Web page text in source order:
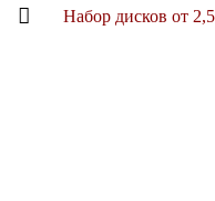
Набор дисков от